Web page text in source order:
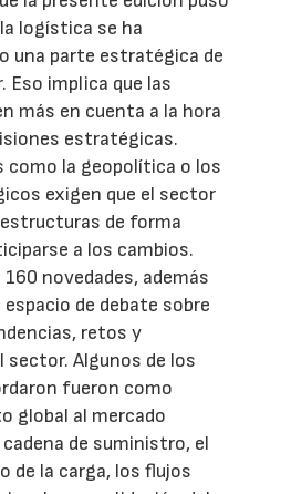
logística se ha
una parte estratégica de
Eso implica que las
más en cuenta a la hora
estratégicas.
como la geopolítica o los
exigen que el sector
de forma
a los cambios.
novedades, además
de debate sobre
retos y
sector. Algunos de los
fueron como
global al mercado
de suministro, el
de la carga, los flujos